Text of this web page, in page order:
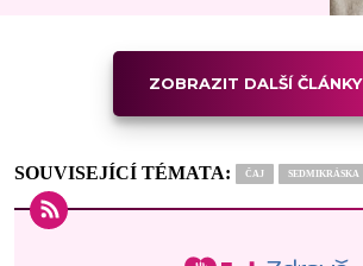
ZOBRAZIT DALŠÍ ČLÁNKY
SOUVISEJÍCÍ TÉMATA: ČAJ SEDMIKRÁSKA